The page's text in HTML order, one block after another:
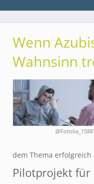
Wenn
Wahnsinn
dem Thema
Pilotprojekt für